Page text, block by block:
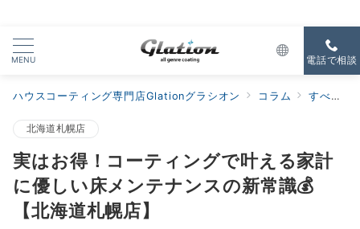
MENU 電話で相談
ハウスコーティング専門店Glationグラシオン コラム すべての新着
北海道札幌店
実はお得！コーティングで叶える家計
に優しい床メンテナンスの新常識💰
【北海道札幌店】